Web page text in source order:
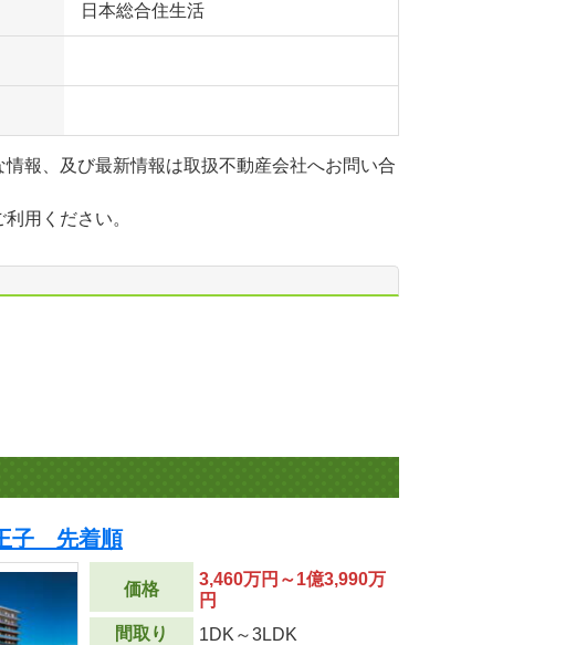
日本総合住生活
報、及び最新情報は取扱不動産会社へお問い合
用ください。
子 先着順
価格
3,460万円～1億3,990万
円
間取り
1DK～3LDK